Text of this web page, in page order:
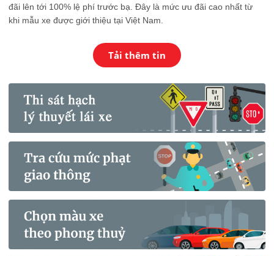
đãi lên tới 100% lệ phí trước bạ. Đây là mức ưu đãi cao nhất từ
khi mẫu xe được giới thiệu tại Việt Nam.
Tải thêm tin